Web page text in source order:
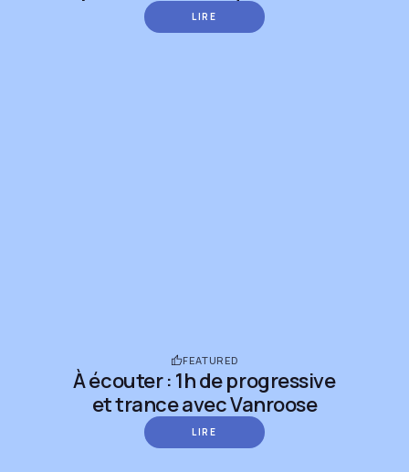
LIRE
FEATURED
À écouter : 1h de progressive
et trance avec Vanroose
LIRE